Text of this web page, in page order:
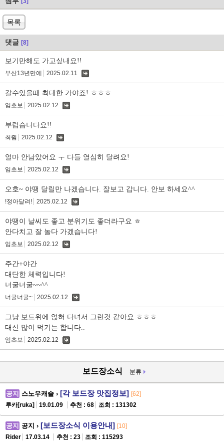
목록
댓글 [8]
보기만해도 가고싶내요!!
부산13년만에 2025.02.11
갈수있을때 최대한 가야죠! ㅎㅎㅎ
임초보 2025.02.12
부럽습니다요!!
최쥠 2025.02.12
얼마 안남았어요 ㅜ 다들 열심히 달려요!
임초보 2025.02.12
오호~ 야땡 달릴만 나겠습니다. 잘보고 갑니다. 안보 하세요^^
!정아달려! 2025.02.12
야땡이 날씨도 좋고 분위기도 좋더라구요 ㅎ
안다치고 잘 놀다 가겠습니다!
임초보 2025.02.12
주간+야간
대단한 체력입니다!
너굴너굴~~^^
너굴너굴~ 2025.02.12
그냥 보드위에 얹혀 다녀서 그런것 같아요 ㅎㅎㅎ
대신 많이 먹기는 합니다..
임초보 2025.02.12
보드장소식 분류
공지 스노우캐슬 › [각 보드장 맛집정보] [62]
루카[ruka]
19.01.09 추천 : 68 조회 : 131302
공지 공지 › [보드장소식 이용안내] [10]
Rider
17.03.14 추천 : 23 조회 : 115293